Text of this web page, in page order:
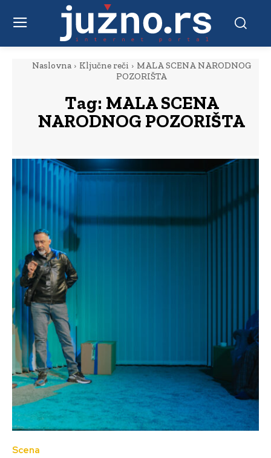
Naslovna Ključne reči
MALA SCENA NARODNOG
POZORIŠTA
Tag: MALA SCENA
NARODNOG POZORIŠTA
Scena